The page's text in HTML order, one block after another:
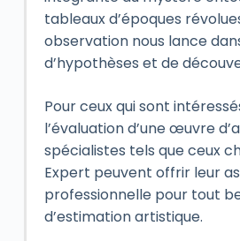
tableaux d’époques
observation nous lance
d’hypothèses et de
Pour ceux qui sont
l’évaluation d’une œuvre
spécialistes tels que ceux
Expert peuvent offrir leur
professionnelle pour tout
d’estimation artistique.